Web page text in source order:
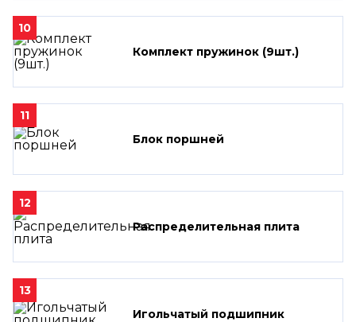
10
Комплект пружинок (9шт.)
11
Блок поршней
12
Распределительная плита
13
Игольчатый подшипник